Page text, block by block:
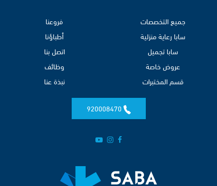
جميع التخصصات
سابا رعاية منزلية
سابا تجميل
عروض خاصة
قسم المختبرات
فروعنا
أطباؤنا
اتصل بنا
وظائف
نبذة عنا